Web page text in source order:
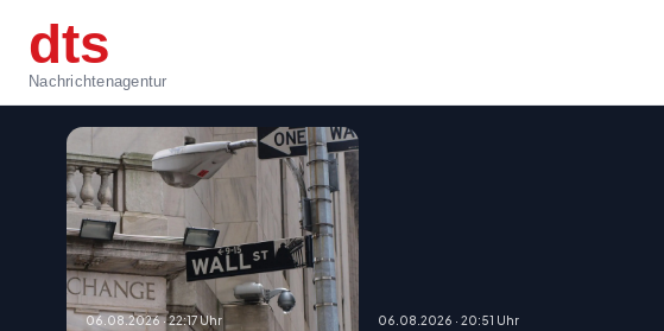
dts
Nachrichtenagentur
06.08.2026 · 22:17 Uhr 06.08.2026 · 20:51 Uhr